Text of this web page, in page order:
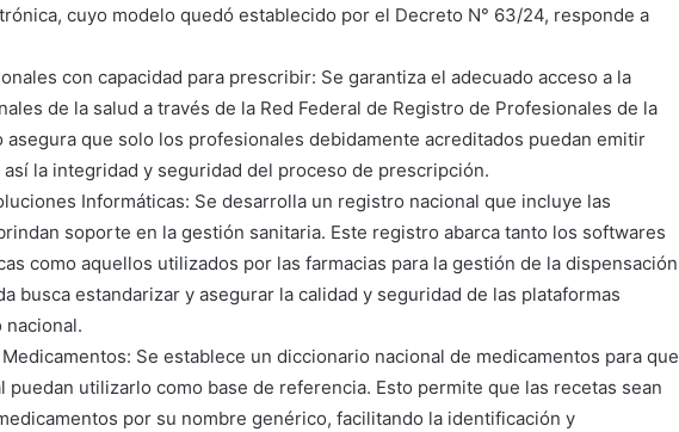
cuyo modelo quedó establecido por el Decreto N° 63/24, responde a
con capacidad para prescribir: Se garantiza el adecuado acceso a la
de la salud a través de la Red Federal de Registro de Profesionales de la
asegura que solo los profesionales debidamente acreditados puedan emitir
la integridad y seguridad del proceso de prescripción.
Informáticas: Se desarrolla un registro nacional que incluye las
soporte en la gestión sanitaria. Este registro abarca tanto los softwares
como aquellos utilizados por las farmacias para la gestión de la dispensación
busca estandarizar y asegurar la calidad y seguridad de las plataformas
Se establece un diccionario nacional de medicamentos para que
puedan utilizarlo como base de referencia. Esto permite que las recetas sean
por su nombre genérico, facilitando la identificación y